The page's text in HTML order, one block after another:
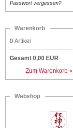
Passwort vergessen?
Warenkorb
0 Artikel
Gesamt 0,00 EUR
Zum Warenkorb »
Webshop